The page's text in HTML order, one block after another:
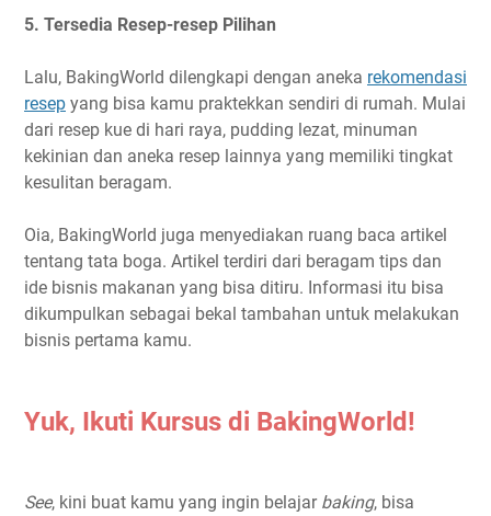
5. Tersedia Resep-resep Pilihan
Lalu, BakingWorld dilengkapi dengan aneka rekomendasi
resep yang bisa kamu praktekkan sendiri di rumah. Mulai
dari resep kue di hari raya, pudding lezat, minuman
kekinian dan aneka resep lainnya yang memiliki tingkat
kesulitan beragam.
Oia, BakingWorld juga menyediakan ruang baca artikel
tentang tata boga. Artikel terdiri dari beragam tips dan
ide bisnis makanan yang bisa ditiru. Informasi itu bisa
dikumpulkan sebagai bekal tambahan untuk melakukan
bisnis pertama kamu.
Yuk, Ikuti Kursus di BakingWorld!
See, kini buat kamu yang ingin belajar baking, bisa